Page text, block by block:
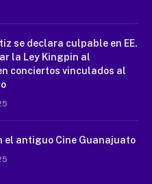
se declara culpable en EE.
la Ley Kingpin al
conciertos vinculados al
el antiguo Cine Guanajuato